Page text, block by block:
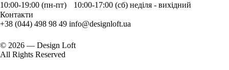
10:00-19:00 (пн-пт) 10:00-17:00 (сб) неділя - вихідний
Контакти
+38 (044) 498 98 49 info@designloft.ua
© 2026 — Design Loft
All Rights Reserved